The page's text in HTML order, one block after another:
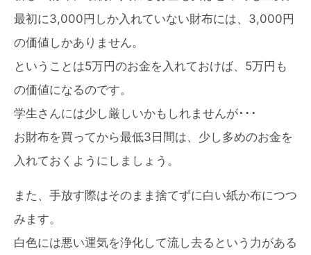
最初に3,000円しか入れていない財布には、3,000円
の価値しかありません。
ということは5万円のお金を入れておけば、5万円も
の価値になるのです。
学生さんには少し厳しいかもしれませんが･･･
お財布を買ってから最低3日間は、少し多めのお金を
入れておくようにしましょう。
また、手放す際はそのまま捨てずに白い紙か布につつ
みます。
白色には悪い運気を浄化して流し去るという力がある